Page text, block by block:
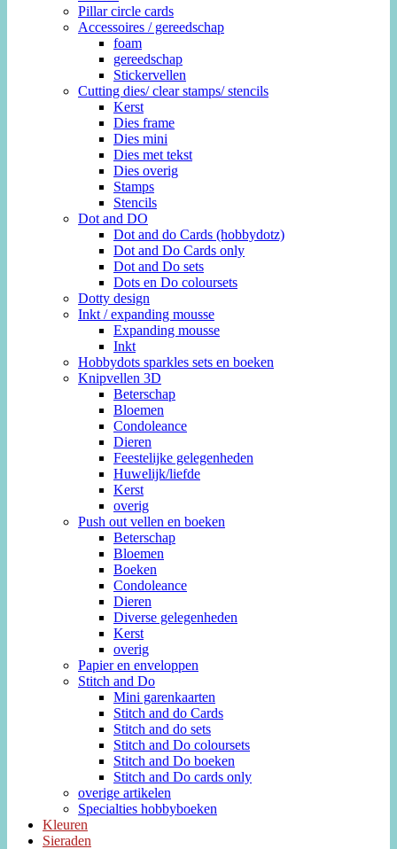
Pillar circle cards
Accessoires / gereedschap
foam
gereedschap
Stickervellen
Cutting dies/ clear stamps/ stencils
Kerst
Dies frame
Dies mini
Dies met tekst
Dies overig
Stamps
Stencils
Dot and DO
Dot and do Cards (hobbydotz)
Dot and Do Cards only
Dot and Do sets
Dots en Do coloursets
Dotty design
Inkt / expanding mousse
Expanding mousse
Inkt
Hobbydots sparkles sets en boeken
Knipvellen 3D
Beterschap
Bloemen
Condoleance
Dieren
Feestelijke gelegenheden
Huwelijk/liefde
Kerst
overig
Push out vellen en boeken
Beterschap
Bloemen
Boeken
Condoleance
Dieren
Diverse gelegenheden
Kerst
overig
Papier en enveloppen
Stitch and Do
Mini garenkaarten
Stitch and do Cards
Stitch and do sets
Stitch and Do coloursets
Stitch and Do boeken
Stitch and Do cards only
overige artikelen
Specialties hobbyboeken
Kleuren
Sieraden